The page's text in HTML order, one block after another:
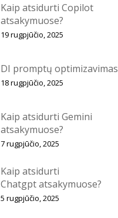
Kaip atsidurti Copilot
atsakymuose?
19 rugpjūčio, 2025
DI promptų optimizavimas
18 rugpjūčio, 2025
Kaip atsidurti Gemini
atsakymuose?
7 rugpjūčio, 2025
Kaip atsidurti
Chatgpt atsakymuose?
5 rugpjūčio, 2025